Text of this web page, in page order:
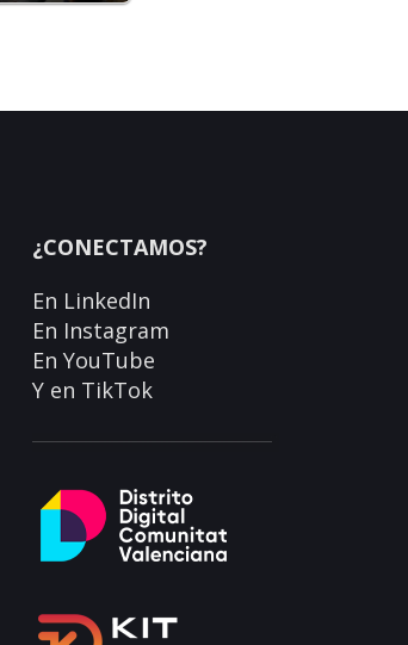
¿CONECTAMOS?
En LinkedIn
En Instagram
En YouTube
Y en TikTok